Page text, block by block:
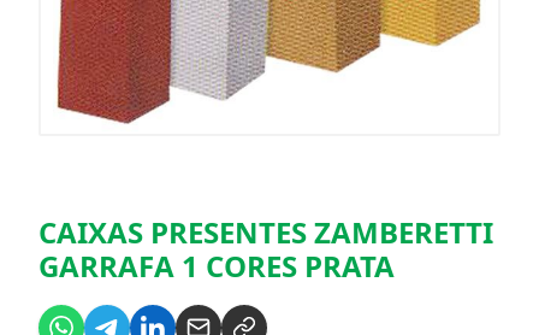
CAIXAS PRESENTES ZAMBERETTI
GARRAFA 1 CORES PRATA